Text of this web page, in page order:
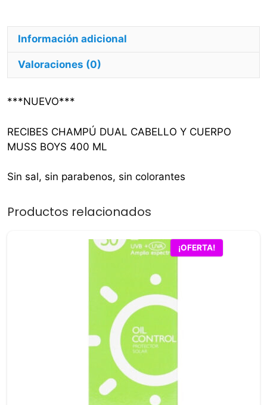
Boys
400
cantidad
Información adicional
Valoraciones (0)
***NUEVO***
RECIBES CHAMPÚ DUAL CABELLO Y CUERPO
MUSS BOYS 400 ML
Sin sal, sin parabenos, sin colorantes
Productos relacionados
¡OFERTA!